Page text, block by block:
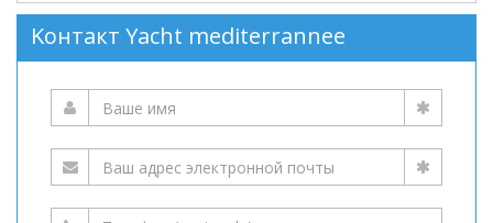
Kонтакт Yacht mediterrannee